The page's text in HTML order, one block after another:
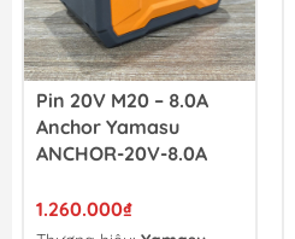
Pin 20V M20 – 8.0A
Anchor Yamasu
ANCHOR-20V-8.0A
1.260.000₫